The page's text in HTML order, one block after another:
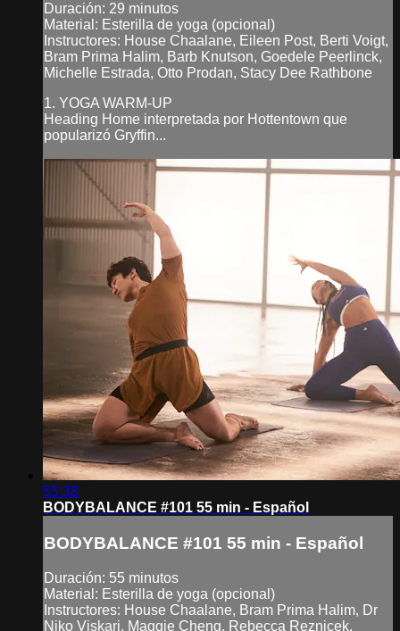
Duración: 29 minutos
Material: Esterilla de yoga (opcional)
Instructores: House Chaalane, Eileen Post, Berti Voigt,
Bram Prima Halim, Barb Knutson, Goedele Peerlinck,
Michelle Estrada, Otto Prodan, Stacy Dee Rathbone
1. YOGA WARM-UP
Heading Home interpretada por Hottentown que
popularizó Gryffin...
55:38
BODYBALANCE #101 55 min - Español
BODYBALANCE #101 55 min - Español
Duración: 55 minutos
Material: Esterilla de yoga (opcional)
Instructores: House Chaalane, Bram Prima Halim, Dr
Niko Viskari, Maggie Cheng, Rebecca Reznicek,